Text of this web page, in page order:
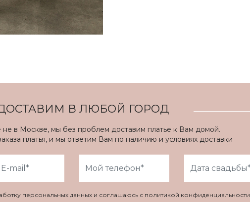
В ЛЮБОЙ ГОРОД
не в Москве, мы без проблем доставим платье к Вам домой.
платья, и мы ответим Вам по наличию и условиях доставки
персональных данных и соглашаюсь с политикой конфиденциальности